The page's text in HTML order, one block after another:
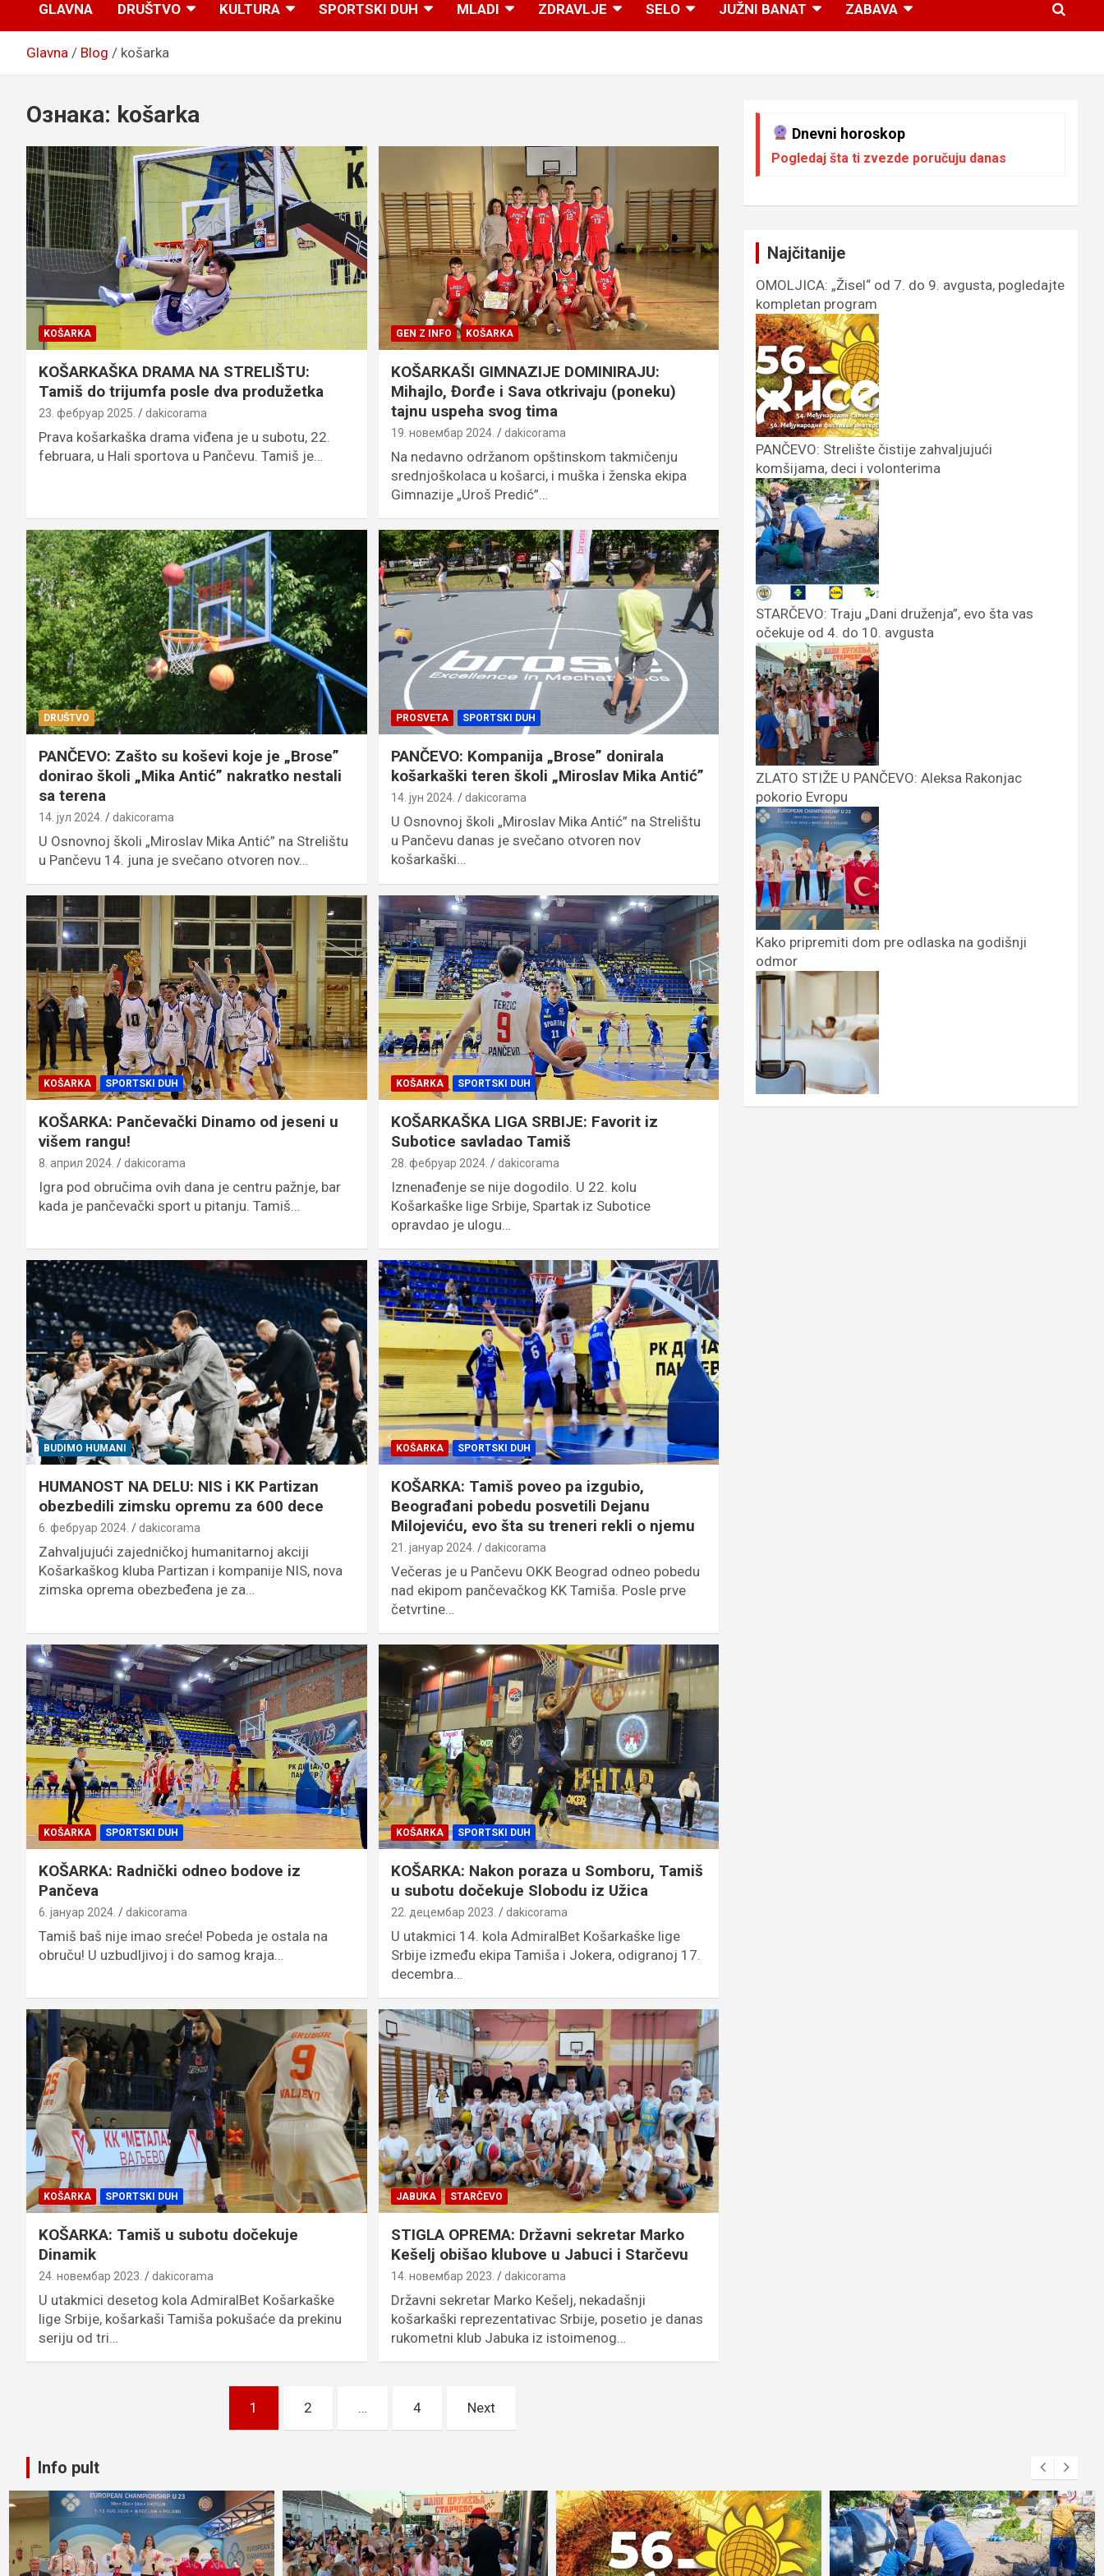
GLAVNA DRUŠTVO KULTURA SPORTSKI DUH MLADI ZDRAVLJE SELO JUŽNI BANAT ZABAVA
Glavna Blog košarka
Ознака: košarka
KOŠARKA
KOŠARKAŠKA DRAMA NA STRELIŠTU:
Tamiš do trijumfa posle dva produžetka
23. фебруар 2025. dakicorama
Prava košarkaška drama viđena je u subotu, 22.
februara, u Hali sportova u Pančevu. Tamiš je…
GEN Z INFO KOŠARKA
KOŠARKAŠI GIMNAZIJE DOMINIRAJU:
Mihajlo, Đorđe i Sava otkrivaju (poneku)
tajnu uspeha svog tima
19. новембар 2024. dakicorama
Na nedavno održanom opštinskom takmičenju
srednjoškolaca u košarci, i muška i ženska ekipa
Gimnazije „Uroš Predić”…
DRUŠTVO
PANČEVO: Zašto su koševi koje je „Brose”
donirao školi „Mika Antić” nakratko nestali
sa terena
14. јул 2024. dakicorama
U Osnovnoj školi „Miroslav Mika Antić” na Strelištu
u Pančevu 14. juna je svečano otvoren nov…
PROSVETA SPORTSKI DUH
PANČEVO: Kompanija „Brose” donirala
košarkaški teren školi „Miroslav Mika Antić”
14. јун 2024. dakicorama
U Osnovnoj školi „Miroslav Mika Antić” na Strelištu
u Pančevu danas je svečano otvoren nov
košarkaški…
KOŠARKA SPORTSKI DUH
KOŠARKA: Pančevački Dinamo od jeseni u
višem rangu!
8. април 2024. dakicorama
Igra pod obručima ovih dana je centru pažnje, bar
kada je pančevački sport u pitanju. Tamiš…
KOŠARKA SPORTSKI DUH
KOŠARKAŠKA LIGA SRBIJE: Favorit iz
Subotice savladao Tamiš
28. фебруар 2024. dakicorama
Iznenađenje se nije dogodilo. U 22. kolu
Košarkaške lige Srbije, Spartak iz Subotice
opravdao je ulogu…
BUDIMO HUMANI
HUMANOST NA DELU: NIS i KK Partizan
obezbedili zimsku opremu za 600 dece
6. фебруар 2024. dakicorama
Zahvaljujući zajedničkoj humanitarnoj akciji
Košarkaškog kluba Partizan i kompanije NIS, nova
zimska oprema obezbeđena je za…
KOŠARKA SPORTSKI DUH
KOŠARKA: Tamiš poveo pa izgubio,
Beograđani pobedu posvetili Dejanu
Milojeviću, evo šta su treneri rekli o njemu
21. јануар 2024. dakicorama
Večeras je u Pančevu OKK Beograd odneo pobedu
nad ekipom pančevačkog KK Tamiša. Posle prve
četvrtine…
KOŠARKA SPORTSKI DUH
KOŠARKA: Radnički odneo bodove iz
Pančeva
6. јануар 2024. dakicorama
Tamiš baš nije imao sreće! Pobeda je ostala na
obruču! U uzbudljivoj i do samog kraja…
KOŠARKA SPORTSKI DUH
KOŠARKA: Nakon poraza u Somboru, Tamiš
u subotu dočekuje Slobodu iz Užica
22. децембар 2023. dakicorama
U utakmici 14. kola AdmiralBet Košarkaške lige
Srbije između ekipa Tamiša i Jokera, odigranoj 17.
decembra…
KOŠARKA SPORTSKI DUH
KOŠARKA: Tamiš u subotu dočekuje
Dinamik
24. новембар 2023. dakicorama
U utakmici desetog kola AdmiralBet Košarkaške
lige Srbije, košarkaši Tamiša pokušaće da prekinu
seriju od tri…
JABUKA STARČEVO
STIGLA OPREMA: Državni sekretar Marko
Kešelj obišao klubove u Jabuci i Starčevu
14. новембар 2023. dakicorama
Državni sekretar Marko Кešelj, nekadašnji
košarkaški reprezentativac Srbije, posetio je danas
rukometni klub Jabuka iz istoimenog…
1 2 … 4 Next
Dnevni horoskop
Pogledaj šta ti zvezde poručuju danas
Najčitanije
OMOLJICA: „Žisel“ od 7. do 9. avgusta, pogledajte
kompletan program
PANČEVO: Strelište čistije zahvaljujući
komšijama, deci i volonterima
STARČEVO: Traju „Dani druženja”, evo šta vas
očekuje od 4. do 10. avgusta
ZLATO STIŽE U PANČEVO: Aleksa Rakonjac
pokorio Evropu
Kako pripremiti dom pre odlaska na godišnji
odmor
Info pult